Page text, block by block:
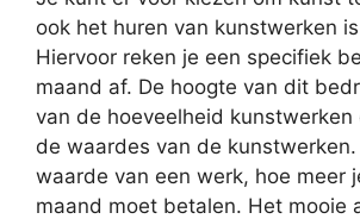
ook het huren van kunstwerken
Hiervoor reken je een specifiek
maand af. De hoogte van dit
van de hoeveelheid
de waardes van de
waarde van een werk, hoe meer
maand moet betalen. Het mooie